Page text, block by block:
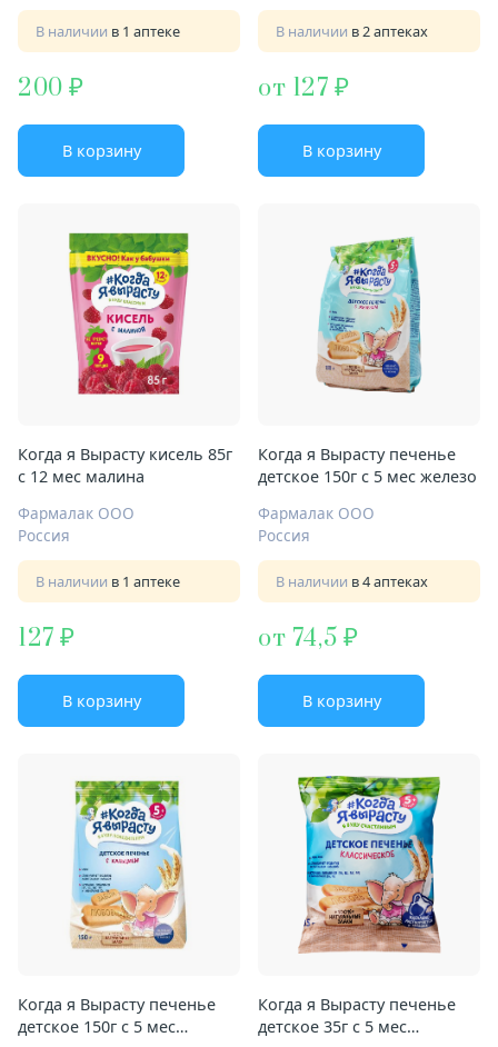
В наличии в 1 аптеке
200
В корзину
В наличии в 2 аптеках
от 127
В корзину
Когда я Вырасту кисель 85г
с 12 мес малина
Фармалак ООО
Россия
В наличии в 1 аптеке
127
В корзину
Когда я Вырасту печенье
детское 150г с 5 мес железо
Фармалак ООО
Россия
В наличии в 4 аптеках
от 74,5
В корзину
Когда я Вырасту печенье
детское 150г с 5 мес
Когда я Вырасту печенье
детское 35г с 5 мес